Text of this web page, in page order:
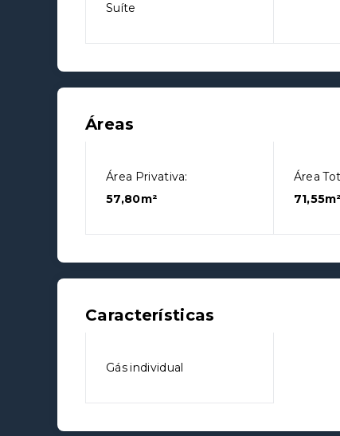
Suíte
Áreas
Área Privativa:
57,80m²
Área
71,55m²
Características
Gás individual